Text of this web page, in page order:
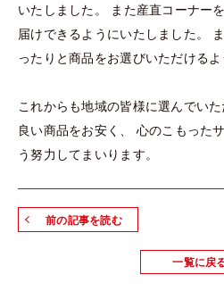
いたしました。 また産直コーナー
届けできるようにいたしました。
ったりと商品をお選びいただけるよ
これからも地域の皆様に選んでい
良い商品をお安く、 心のこもった
う努力してまいります。
前の記事を読む
一覧に戻